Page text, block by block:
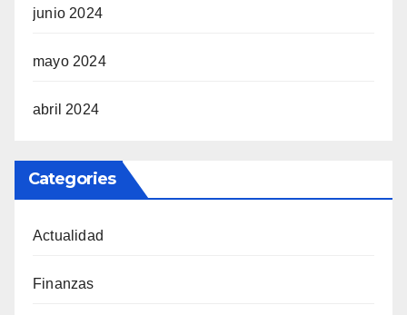
junio 2024
mayo 2024
abril 2024
Categories
Actualidad
Finanzas